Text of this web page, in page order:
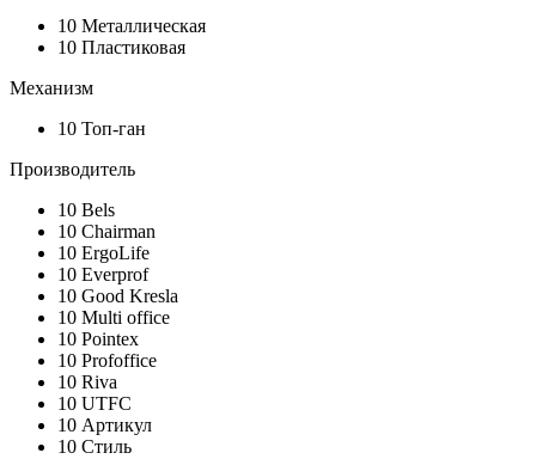
10 Металлическая
10 Пластиковая
Механизм
10 Топ-ган
Производитель
10 Bels
10 Chairman
10 ErgoLife
10 Everprof
10 Good Kresla
10 Multi office
10 Pointex
10 Profoffice
10 Riva
10 UTFC
10 Артикул
10 Стиль